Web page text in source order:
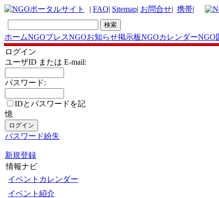
| FAQ| Sitemap| お問合せ| 携帯|
ホームNGOプレスNGOお知らせ掲示板NGOカレンダーNGO
ログイン
ユーザID または E-mail:
パスワード:
IDとパスワードを記
憶
パスワード紛失
新規登録
情報ナビ
イベントカレンダー
イベント紹介